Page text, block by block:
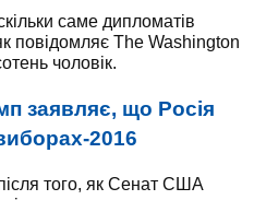
саме дипломатів
повідомляє The Washington
чоловік.
заявляє, що Росія
2016
того, як Сенат США